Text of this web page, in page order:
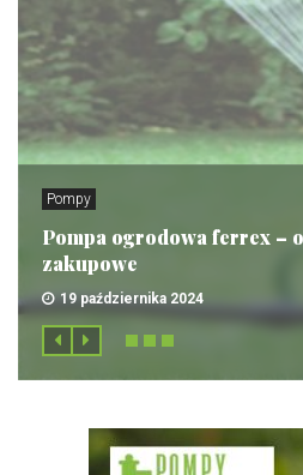
Pompy
Pompa ogrodowa ferrex –
zakupowe
19 października 2024